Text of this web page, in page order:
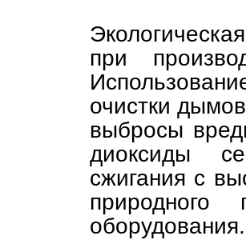
при
очистки
выбросы
диоксиды
сжигания с
оборудования.